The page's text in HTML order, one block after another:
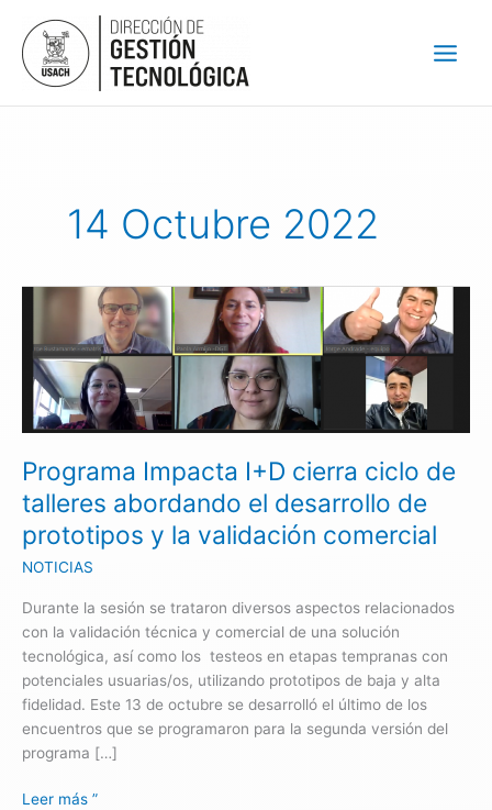
contenido
14 Octubre 2022
Programa Impacta I+D cierra ciclo de
talleres abordando el desarrollo de
prototipos y la validación comercial
NOTICIAS
Durante la sesión se trataron diversos aspectos relacionados
con la validación técnica y comercial de una solución
tecnológica, así como los testeos en etapas tempranas con
potenciales usuarias/os, utilizando prototipos de baja y alta
fidelidad. Este 13 de octubre se desarrolló el último de los
encuentros que se programaron para la segunda versión del
programa […]
Programa
I+D
cierra
ciclo
de
abordando
el
desarrollo
de
prototipos
la
validación
comercial
Leer más ”